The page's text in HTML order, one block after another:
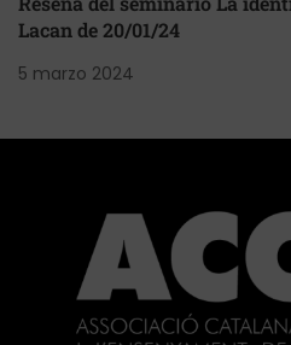
Lacan de 20/01/24
5 marzo 2024